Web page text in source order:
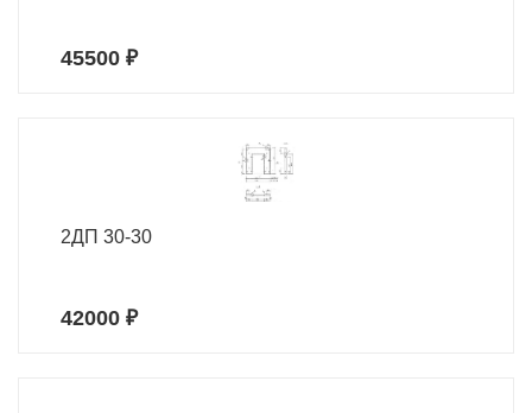
45500 ₽
2ДП 30-30
42000 ₽